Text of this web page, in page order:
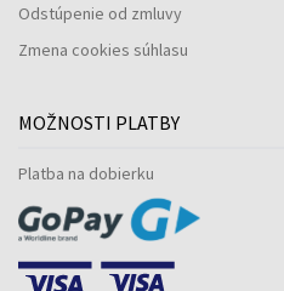
Odstúpenie od zmluvy
Zmena cookies súhlasu
MOŽNOSTI PLATBY
Platba na dobierku